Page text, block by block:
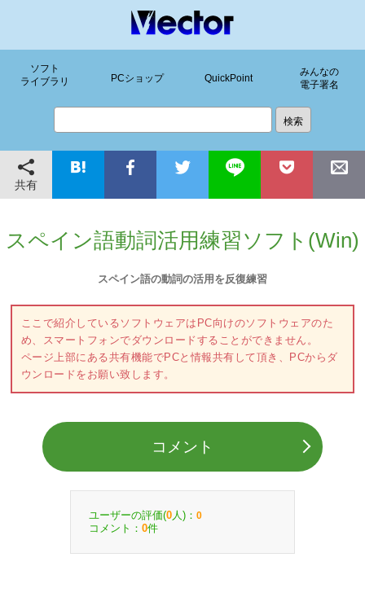
ソフト
ライブラリ
PCショップ QuickPoint
みんなの
電子署名
共有
スペイン語動詞活用練習ソフト(Win)
スペイン語の動詞の活用を反復練習
ここで紹介しているソフトウェアはPC向けのソフトウェアのた
め、スマートフォンでダウンロードすることができません。
ページ上部にある共有機能でPCと情報共有して頂き、PCからダ
ウンロードをお願い致します。
コメント
ユーザーの評価(0 人)： 0
コメント： 0件